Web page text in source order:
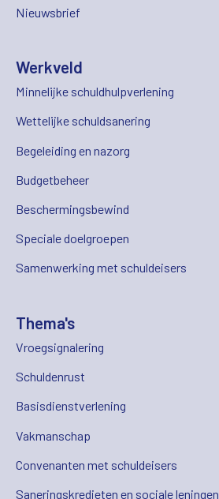
Nieuwsbrief
Werkveld
Minnelijke schuldhulpverlening
Wettelijke schuldsanering
Begeleiding en nazorg
Budgetbeheer
Beschermingsbewind
Speciale doelgroepen
Samenwerking met schuldeisers
Thema's
Vroegsignalering
Schuldenrust
Basisdienstverlening
Vakmanschap
Convenanten met schuldeisers
Saneringskredieten en sociale leningen